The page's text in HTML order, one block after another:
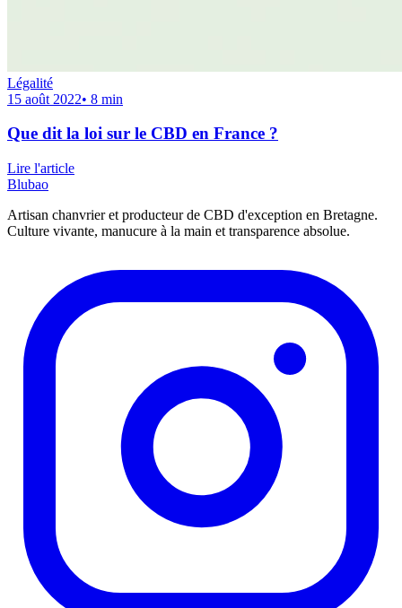
Légalité
15 août 2022• 8 min
Que dit la loi sur le CBD en France ?
Lire l'article
Blubao
Artisan chanvrier et producteur de CBD d'exception en Bretagne.
Culture vivante, manucure à la main et transparence absolue.